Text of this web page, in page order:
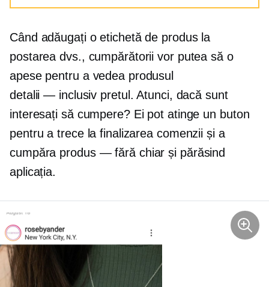
Când adăugați o etichetă de produs la
postarea dvs., cumpărătorii vor putea să o
apese pentru a vedea produsul
detalii — inclusiv pretul. Atunci, dacă sunt
interesați să cumpere? Ei pot atinge un buton
pentru a trece la finalizarea comenzii și a
cumpăra produs — fărăchiar și părăsind
aplicația.